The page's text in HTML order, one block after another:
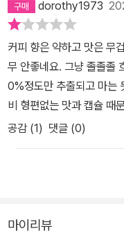
dorothy1973
커피 향은 약하고 맛은 무
무 안좋네요. 그냥 졸졸졸
0%정도만 추출되고 마는
비 형편없는 맛과 캡슐 때
공감 (1) 댓글 (0)
마이리뷰